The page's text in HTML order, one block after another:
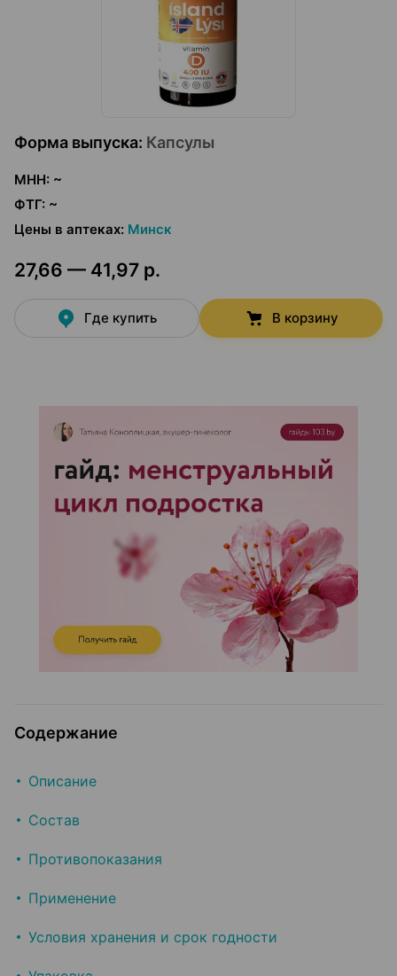
Форма выпуска: Капсулы
МНН: ~
ФТГ: ~
Цены в аптеках: Минск
27,66 — 41,97 р.
Где купить В корзину
Содержание
Описание
Состав
Противопоказания
Применение
Условия хранения и срок годности